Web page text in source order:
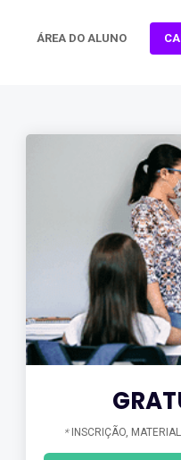
ÁREA DO ALUNO
*INSCRIÇÃO,